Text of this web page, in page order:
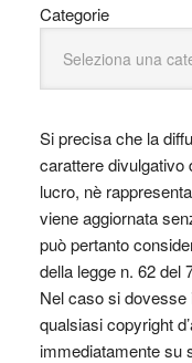
Categorie
Si precisa che la
carattere divulgativo
lucro, nè
viene aggiornata
può pertanto
della legge n. 62 del
Nel caso si dovesse
qualsiasi copyright
immediatamente su